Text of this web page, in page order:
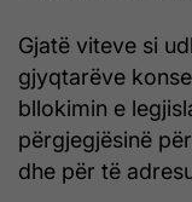
Gjatë viteve si
gjyqtarëve
bllokimin e
përgjegjësinë
dhe për të